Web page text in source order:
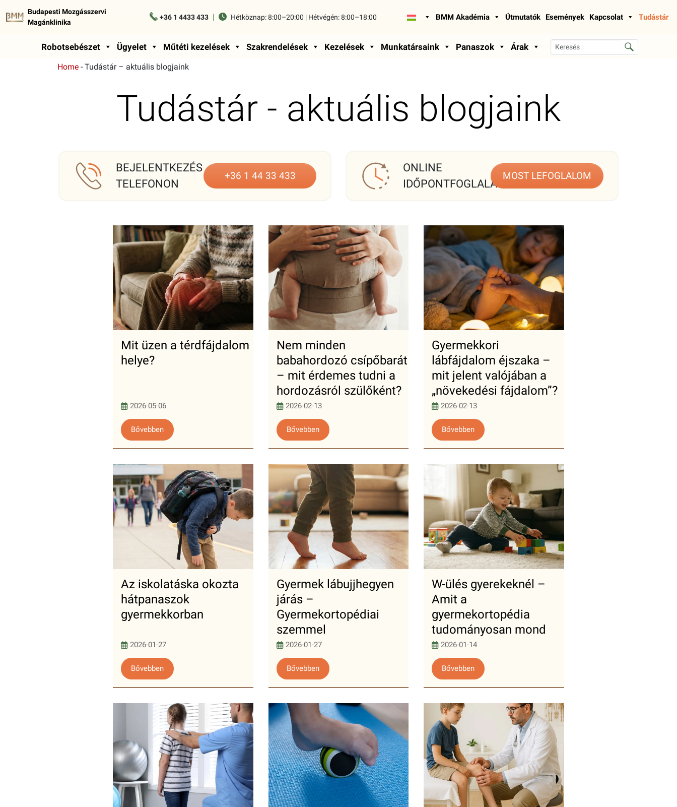
Budapesti Mozgásszervi
Magánklinika
+36 1 4433 433 | Hétköznap:8:00–20:00 | Hétvégén:8:00–18:00 BMM Akadémia Útmutatók Események Kapcsolat Tudástár
Robotsebészet Ügyelet Műtéti kezelések Szakrendelések Kezelések Munkatársaink Panaszok Árak
Home - Tudástár – aktuális blogjaink
Tudástár - aktuális blogjaink
BEJELENTKEZÉS
TELEFONON
+36 1 44 33 433
ONLINE
IDŐPONTFOGLALÁS
MOST LEFOGLALOM
Mit üzen a térdfájdalom
helye?
2026-05-06
Bővebben
Nem minden
babahordozó csípőbarát
– mit érdemes tudni a
hordozásról szülőként?
2026-02-13
Bővebben
Gyermekkori
lábfájdalom éjszaka –
mit jelent valójában a
„növekedési fájdalom”?
2026-02-13
Bővebben
Az iskolatáska okozta
hátpanaszok
gyermekkorban
2026-01-27
Bővebben
Gyermek lábujjhegyen
járás –
Gyermekortopédiai
szemmel
2026-01-27
Bővebben
W-ülés gyerekeknél –
Amit a
gyermekortopédia
tudományosan mond
2026-01-14
Bővebben